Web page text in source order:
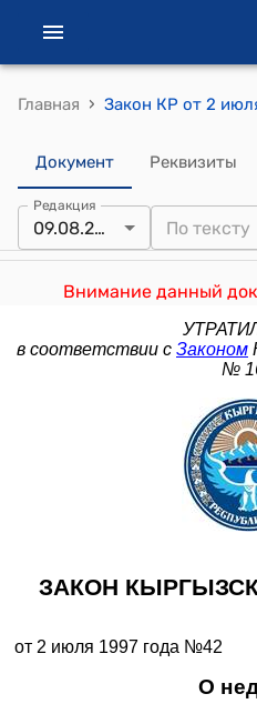
Главная ›
Документ Реквизиты
Редакция
09.08.2012
Внимание данный